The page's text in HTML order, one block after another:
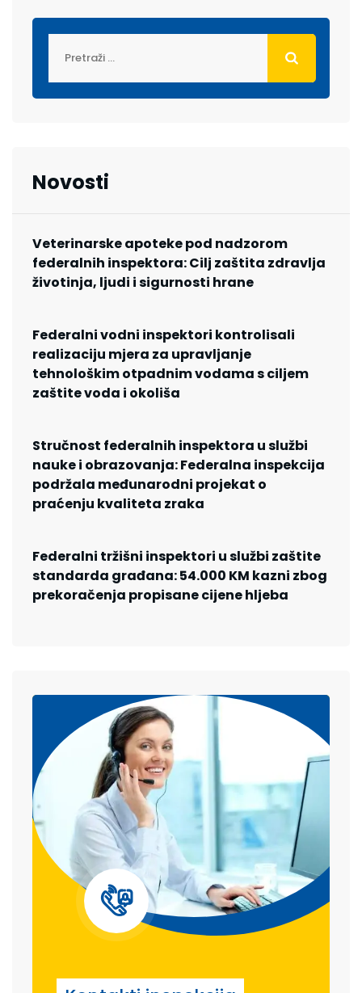
Novosti
Veterinarske apoteke pod nadzorom
federalnih inspektora: Cilj zaštita zdravlja
životinja, ljudi i sigurnosti hrane
Federalni vodni inspektori kontrolisali
realizaciju mjera za upravljanje
tehnološkim otpadnim vodama s ciljem
zaštite voda i okoliša
Stručnost federalnih inspektora u službi
nauke i obrazovanja: Federalna inspekcija
podržala međunarodni projekat o
praćenju kvaliteta zraka
Federalni tržišni inspektori u službi zaštite
standarda građana: 54.000 KM kazni zbog
prekoračenja propisane cijene hljeba